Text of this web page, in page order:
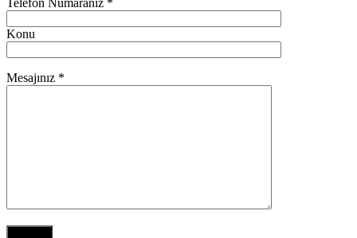
Telefon Numaranız *
Konu
Mesajınız *